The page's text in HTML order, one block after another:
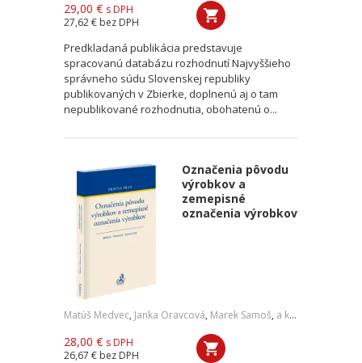
29,00 € s DPH
27,62 € bez DPH
Predkladaná publikácia predstavuje
spracovanú databázu rozhodnutí Najvyššieho
správneho súdu Slovenskej republiky
publikovaných v Zbierke, doplnenú aj o tam
nepublikované rozhodnutia, obohatenú o...
Označenia pôvodu
výrobkov a
zemepisné
označenia výrobkov
Matúš Medvec, Janka Oravcová, Marek Samoš, a kol.
28,00 € s DPH
26,67 € bez DPH